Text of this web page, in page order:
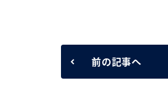
前の記事へ